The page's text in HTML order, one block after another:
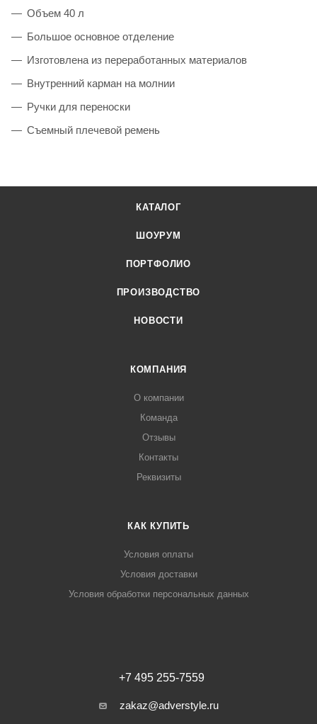
Объем 40 л
Большое основное отделение
Изготовлена из переработанных материалов
Внутренний карман на молнии
Ручки для переноски
Съемный плечевой ремень
КАТАЛОГ
ШОУРУМ
ПОРТФОЛИО
ПРОИЗВОДСТВО
НОВОСТИ
КОМПАНИЯ
О компании
Команда
Отзывы
Контакты
Реквизиты
КАК КУПИТЬ
Условия оплаты
Условия доставки
Условия обработки персональных данных
+7 495 255-7559
zakaz@adverstyle.ru